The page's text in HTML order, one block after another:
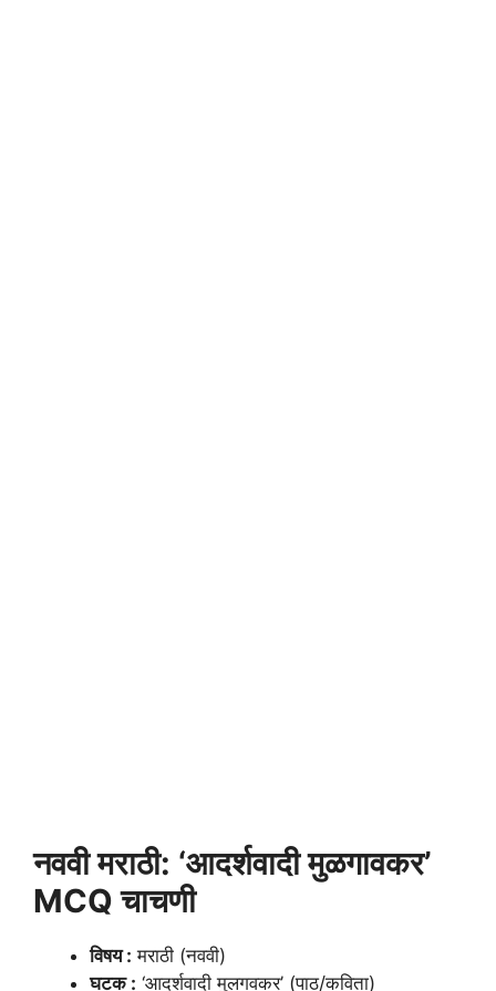
नववी मराठी: ‘आदर्शवादी मुळगावकर’
MCQ चाचणी
विषय : मराठी (नववी)
घटक : ‘आदर्शवादी मुलगवकर’ (पाठ/कविता)